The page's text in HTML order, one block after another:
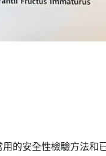
的安全性檢驗方法和